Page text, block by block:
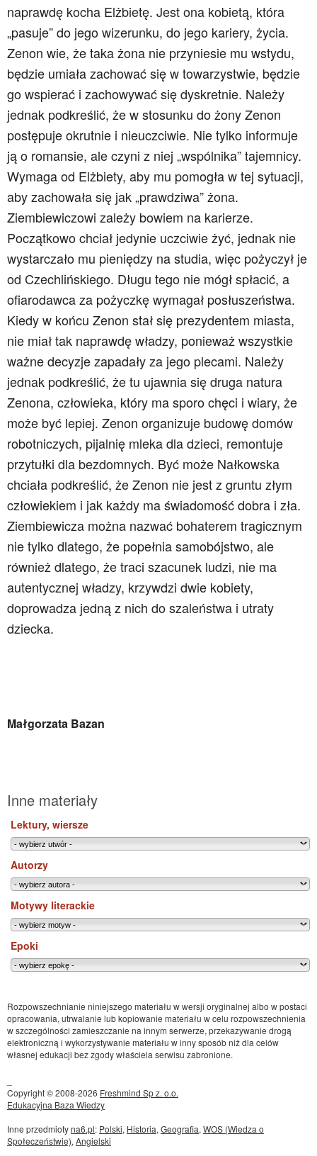
naprawdę kocha Elżbietę. Jest ona kobietą, która
„pasuje” do jego wizerunku, do jego kariery, życia.
Zenon wie, że taka żona nie przyniesie mu wstydu,
będzie umiała zachować się w towarzystwie, będzie
go wspierać i zachowywać się dyskretnie. Należy
jednak podkreślić, że w stosunku do żony Zenon
postępuje okrutnie i nieuczciwie. Nie tylko informuje
ją o romansie, ale czyni z niej „wspólnika” tajemnicy.
Wymaga od Elżbiety, aby mu pomogła w tej sytuacji,
aby zachowała się jak „prawdziwa” żona.
Ziembiewiczowi zależy bowiem na karierze.
Początkowo chciał jedynie uczciwie żyć, jednak nie
wystarczało mu pieniędzy na studia, więc pożyczył je
od Czechlińskiego. Długu tego nie mógł spłacić, a
ofiarodawca za pożyczkę wymagał posłuszeństwa.
Kiedy w końcu Zenon stał się prezydentem miasta,
nie miał tak naprawdę władzy, ponieważ wszystkie
ważne decyzje zapadały za jego plecami. Należy
jednak podkreślić, że tu ujawnia się druga natura
Zenona, człowieka, który ma sporo chęci i wiary, że
może być lepiej. Zenon organizuje budowę domów
robotniczych, pijalnię mleka dla dzieci, remontuje
przytułki dla bezdomnych. Być może Nałkowska
chciała podkreślić, że Zenon nie jest z gruntu złym
człowiekiem i jak każdy ma świadomość dobra i zła.
Ziembiewicza można nazwać bohaterem tragicznym
nie tylko dlatego, że popełnia samobójstwo, ale
również dlatego, że traci szacunek ludzi, nie ma
autentycznej władzy, krzywdzi dwie kobiety,
doprowadza jedną z nich do szaleństwa i utraty
dziecka.
Małgorzata Bazan
Inne materiały
Lektury, wiersze
Autorzy
Motywy literackie
Epoki
Rozpowszechnianie niniejszego materiału w wersji oryginalnej albo w postaci
opracowania, utrwalanie lub kopiowanie materiału w celu rozpowszechnienia
w szczególności zamieszczanie na innym serwerze, przekazywanie drogą
elektroniczną i wykorzystywanie materiału w inny sposób niż dla celów
własnej edukacji bez zgody właściela serwisu zabronione.
Copyright © 2008-2026 Freshmind Sp z. o.o.
Edukacyjna Baza Wiedzy
Inne przedmiotyna6.pl: Polski, Historia, Geografia, WOS (Wiedza o
Społeczeństwie), Angielski